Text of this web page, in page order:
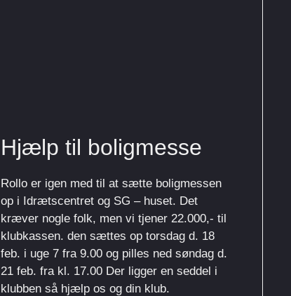
Hjælp til boligmesse
Rollo er igen med til at sætte boligmessen
op i Idrætscentret og SG – huset. Det
kræver nogle folk, men vi tjener 22.000,- til
klubkassen. den sættes op torsdag d. 18
feb. i uge 7 fra 9.00 og pilles ned søndag d.
21 feb. fra kl. 17.00 Der ligger en seddel i
klubben så hjælp os og din klub.